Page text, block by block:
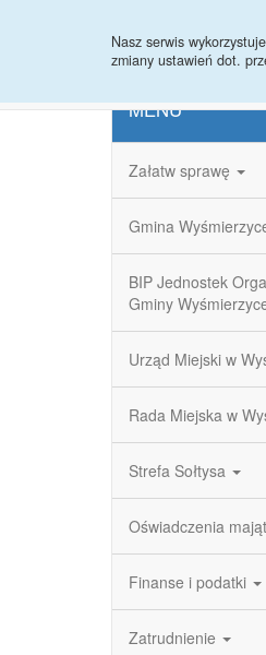
Nasz serwis
zmiany ustawień dot.
MENU
Załatw sprawę
Gmina
BIP Jednostek
Gminy
Urząd Miejski w
Rada Miejska w
Strefa Sołtysa
Oświadczenia
Finanse i podatki
Zatrudnienie